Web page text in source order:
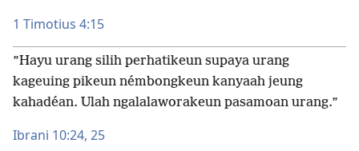
1 Timotius 4:15
”Hayu urang silih perhatikeun supaya urang
kageuing pikeun némbongkeun kanyaah jeung
kahadéan. Ulah ngalalaworakeun pasamoan urang.”
Ibrani 10:24, 25